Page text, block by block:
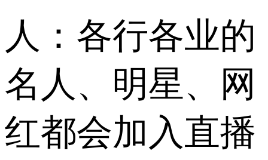
人：各行各业的
名人、明星、网
红都会加入直播